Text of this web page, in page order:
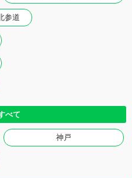
参道
べて
神戸